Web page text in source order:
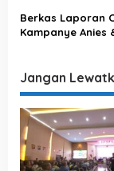
di Rumah Ibadah
Berkas Laporan
Kampanye Anies
Bawaslu
Jangan